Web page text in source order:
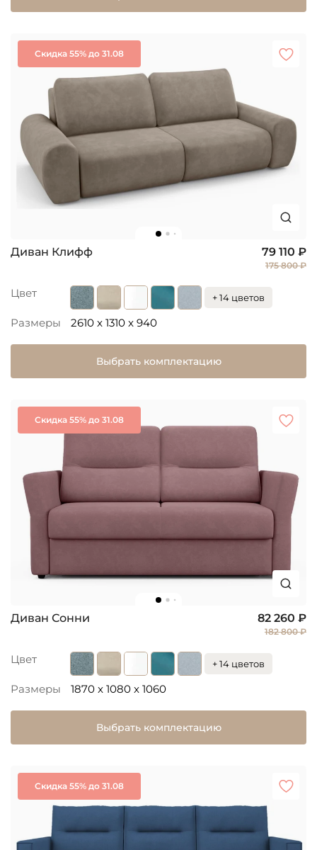
Скидка 55% до 31.08
Диван Клифф 79 110 ₽
175 800 ₽
Цвет + 14 цветов
Размеры 2610 x 1310 x 940
Выбрать комплектацию
Скидка 55% до 31.08
Диван Сонни 82 260 ₽
182 800 ₽
Цвет + 14 цветов
Размеры 1870 x 1080 x 1060
Выбрать комплектацию
Скидка 55% до 31.08